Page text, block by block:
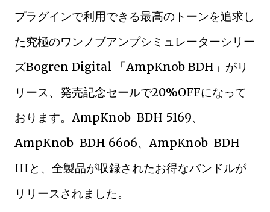
プラグインで利用できる最高のトーンを追求し
た究極のワンノブアンプシミュレーターシリー
ズBogren Digital 「AmpKnob BDH」がリ
リース、発売記念セールで20%OFFになって
おります。AmpKnob BDH 5169、
AmpKnob BDH 66o6、AmpKnob BDH
IIIと、全製品が収録されたお得なバンドルが
リリースされました。